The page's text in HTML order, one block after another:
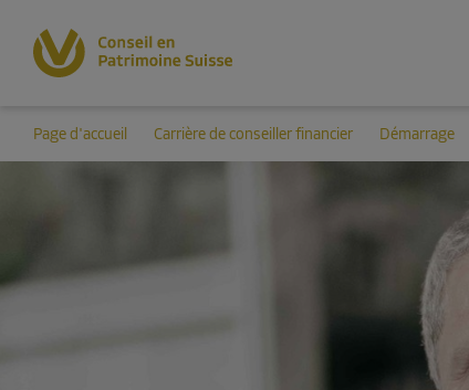
Page d'accueil Carrière de conseiller financier Démarrage